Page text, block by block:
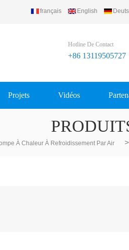
français English
Hotline De Contact
+86 13119505727
Projets Vidéos
À Chaleur À Refroidissement Par Air >